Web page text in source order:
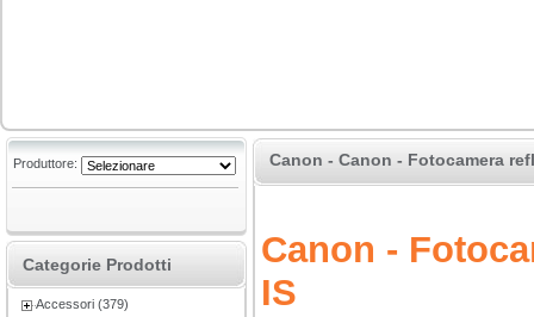
Produttore:
Categorie Prodotti
Accessori (379)
Canon - Canon - Fotocamera
Canon -
IS